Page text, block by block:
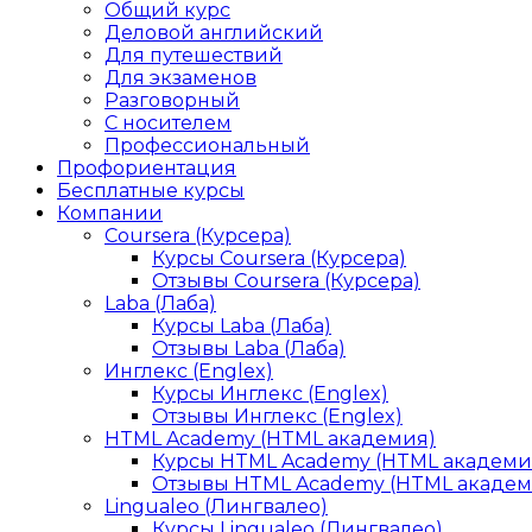
Общий курс
Деловой английский
Для путешествий
Для экзаменов
Разговорный
С носителем
Профессиональный
Профориентация
Бесплатные курсы
Компании
Coursera (Курсера)
Курсы Coursera (Курсера)
Отзывы Coursera (Курсера)
Laba (Лаба)
Курсы Laba (Лаба)
Отзывы Laba (Лаба)
Инглекс (Englex)
Курсы Инглекс (Englex)
Отзывы Инглекс (Englex)
HTML Academy (HTML академия)
Курсы HTML Academy (HTML
Отзывы HTML Academy (HTML
Lingualeo (Лингвалео)